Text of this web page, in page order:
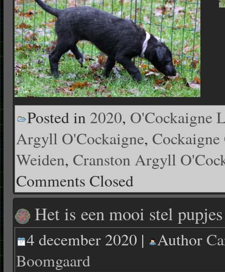
Posted in 2020, O'Cockaigne
Argyll O'Cockaigne,
Weiden, Cranston Argyll
Comments Closed
Het is een mooi stel pupjes
4 december 2020 | Author
Boomgaard